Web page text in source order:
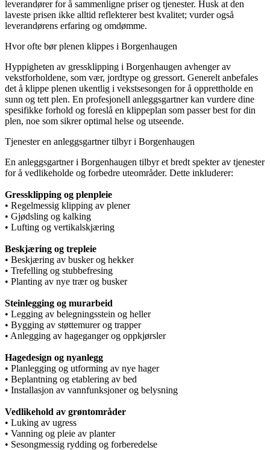
leverandører for å sammenligne priser og tjenester. Husk at den
laveste prisen ikke alltid reflekterer best kvalitet; vurder også
leverandørens erfaring og omdømme.
Hvor ofte bør plenen klippes i Borgenhaugen
Hyppigheten av gressklipping i Borgenhaugen avhenger av
vekstforholdene, som vær, jordtype og gressort. Generelt anbefales
det å klippe plenen ukentlig i vekstsesongen for å opprettholde en
sunn og tett plen. En profesjonell anleggsgartner kan vurdere dine
spesifikke forhold og foreslå en klippeplan som passer best for din
plen, noe som sikrer optimal helse og utseende.
Tjenester en anleggsgartner tilbyr i Borgenhaugen
En anleggsgartner i Borgenhaugen tilbyr et bredt spekter av tjenester
for å vedlikeholde og forbedre uteområder. Dette inkluderer:
Gressklipping og plenpleie
• Regelmessig klipping av plener
• Gjødsling og kalking
• Lufting og vertikalskjæring
Beskjæring og trepleie
• Beskjæring av busker og hekker
• Trefelling og stubbefresing
• Planting av nye trær og busker
Steinlegging og murarbeid
• Legging av belegningsstein og heller
• Bygging av støttemurer og trapper
• Anlegging av hageganger og oppkjørsler
Hagedesign og nyanlegg
• Planlegging og utforming av nye hager
• Beplantning og etablering av bed
• Installasjon av vannfunksjoner og belysning
Vedlikehold av grøntområder
• Luking av ugress
• Vanning og pleie av planter
• Sesongmessig rydding og forberedelse